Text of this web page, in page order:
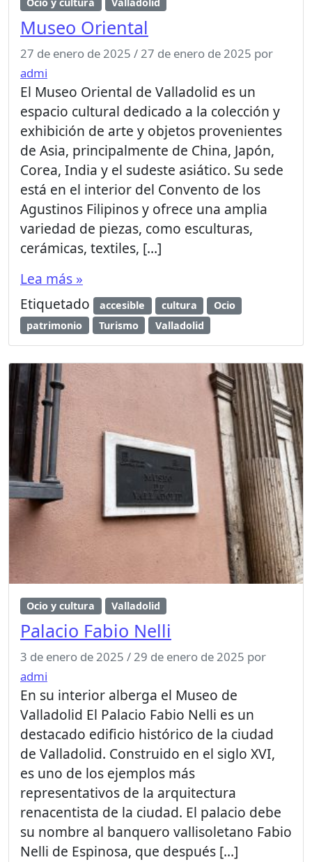
Ocio y cultura Valladolid
Museo Oriental
27 de enero de 2025 /27 de enero de 2025 por
admi
El Museo Oriental de Valladolid es un
espacio cultural dedicado a la colección y
exhibición de arte y objetos provenientes
de Asia, principalmente de China, Japón,
Corea, India y el sudeste asiático. Su sede
está en el interior del Convento de los
Agustinos Filipinos y ofrece una amplia
variedad de piezas, como esculturas,
cerámicas, textiles, […]
Lea más »
Etiquetado
accesible cultura
Ocio
patrimonio
Turismo Valladolid
Ocio y cultura Valladolid
Palacio Fabio Nelli
3 de enero de 2025 /29 de enero de 2025 por
admi
En su interior alberga el Museo de
Valladolid El Palacio Fabio Nelli es un
destacado edificio histórico de la ciudad
de Valladolid. Construido en el siglo XVI,
es uno de los ejemplos más
representativos de la arquitectura
renacentista de la ciudad. El palacio debe
su nombre al banquero vallisoletano Fabio
Nelli de Espinosa, que después […]